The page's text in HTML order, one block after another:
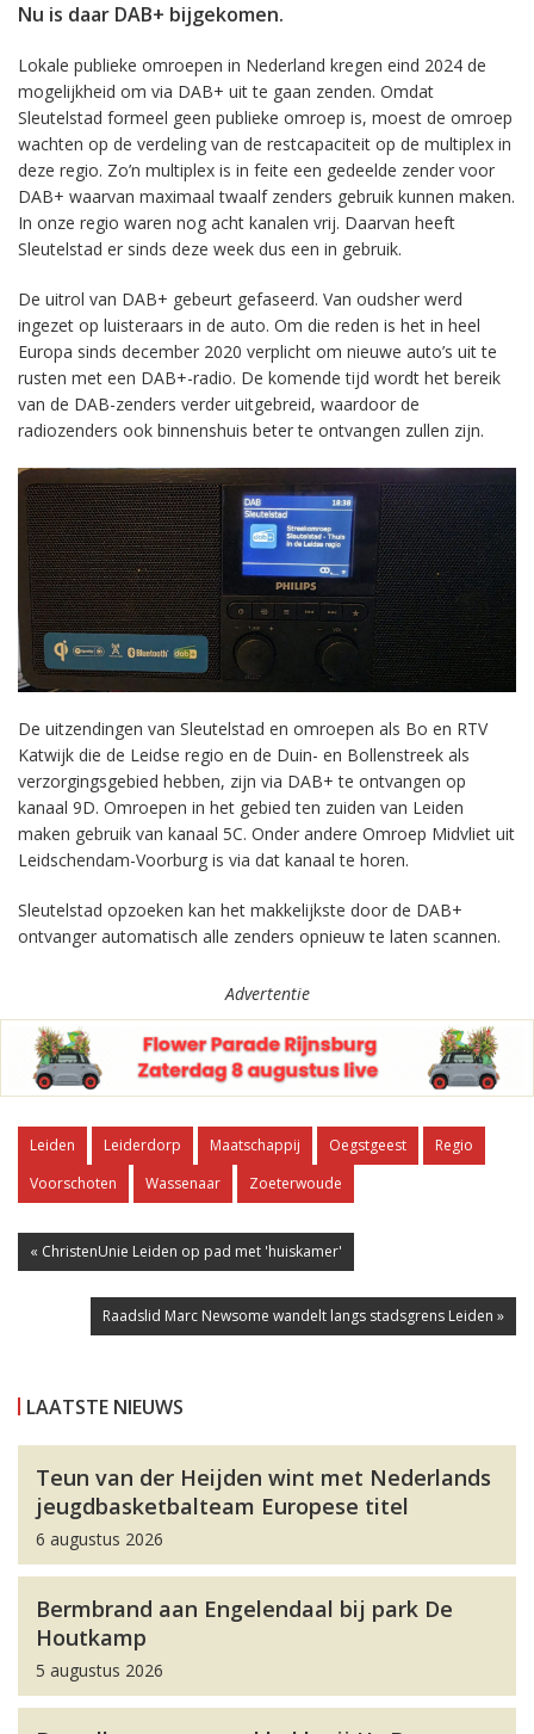
Nu is daar DAB+ bijgekomen.
Lokale publieke omroepen in Nederland kregen eind 2024 de
mogelijkheid om via DAB+ uit te gaan zenden. Omdat
Sleutelstad formeel geen publieke omroep is, moest de omroep
wachten op de verdeling van de restcapaciteit op de multiplex in
deze regio. Zo’n multiplex is in feite een gedeelde zender voor
DAB+ waarvan maximaal twaalf zenders gebruik kunnen maken.
In onze regio waren nog acht kanalen vrij. Daarvan heeft
Sleutelstad er sinds deze week dus een in gebruik.
De uitrol van DAB+ gebeurt gefaseerd. Van oudsher werd
ingezet op luisteraars in de auto. Om die reden is het in heel
Europa sinds december 2020 verplicht om nieuwe auto’s uit te
rusten met een DAB+-radio. De komende tijd wordt het bereik
van de DAB-zenders verder uitgebreid, waardoor de
radiozenders ook binnenshuis beter te ontvangen zullen zijn.
De uitzendingen van Sleutelstad en omroepen als Bo en RTV
Katwijk die de Leidse regio en de Duin- en Bollenstreek als
verzorgingsgebied hebben, zijn via DAB+ te ontvangen op
kanaal 9D. Omroepen in het gebied ten zuiden van Leiden
maken gebruik van kanaal 5C. Onder andere Omroep Midvliet uit
Leidschendam-Voorburg is via dat kanaal te horen.
Sleutelstad opzoeken kan het makkelijkste door de DAB+
ontvanger automatisch alle zenders opnieuw te laten scannen.
Advertentie
Leiden Leiderdorp Maatschappij Oegstgeest
Regio
Voorschoten
Wassenaar Zoeterwoude
« ChristenUnie Leiden op pad met 'huiskamer'
Raadslid Marc Newsome wandelt langs stadsgrens Leiden »
LAATSTE NIEUWS
Teun van der Heijden wint met Nederlands
jeugdbasketbalteam Europese titel
6 augustus 2026
Bermbrand aan Engelendaal bij park De
Houtkamp
5 augustus 2026